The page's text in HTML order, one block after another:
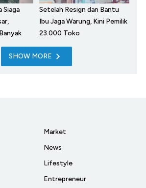
Siaga
Setelah Resign dan Bantu
Ibu Jaga Warung, Kini Pemilik
23.000 Toko
SHOW MORE
Market
News
Lifestyle
Entrepreneur